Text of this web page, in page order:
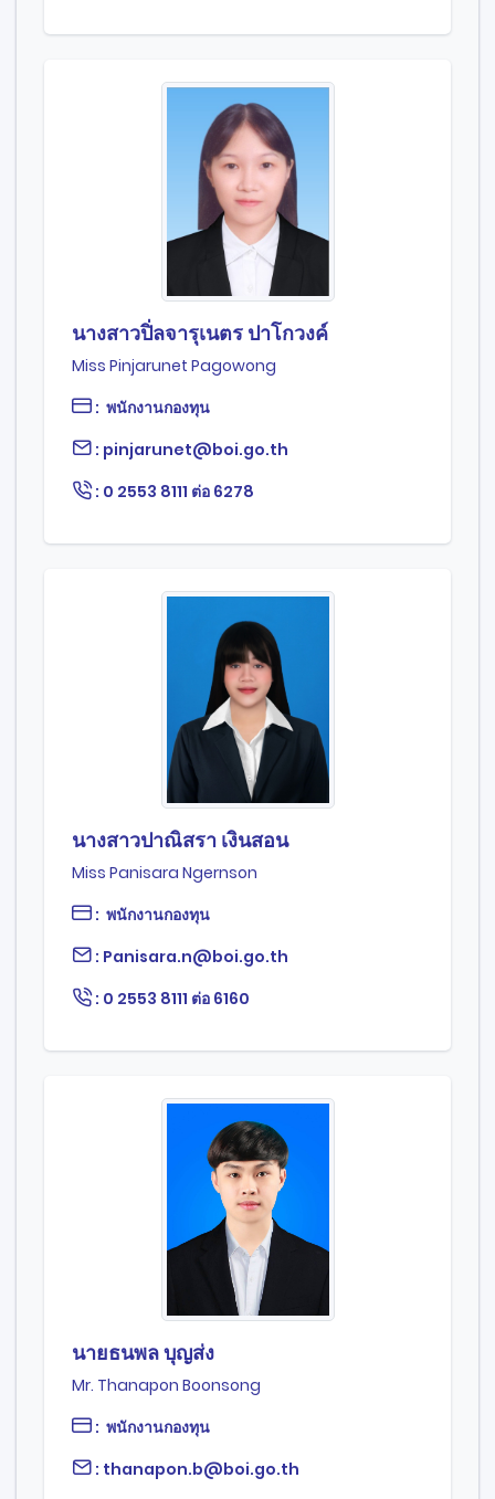
นางสาวปิ่ลจารุเนตร ปาโกวงค์
Miss Pinjarunet Pagowong
: พนักงานกองทุน
: pinjarunet@boi.go.th
: 0 2553 8111 ต่อ 6278
นางสาวปาณิสรา เงินสอน
Miss Panisara Ngernson
: พนักงานกองทุน
: Panisara.n@boi.go.th
: 0 2553 8111 ต่อ 6160
นายธนพล บุญส่ง
Mr. Thanapon Boonsong
: พนักงานกองทุน
: thanapon.b@boi.go.th